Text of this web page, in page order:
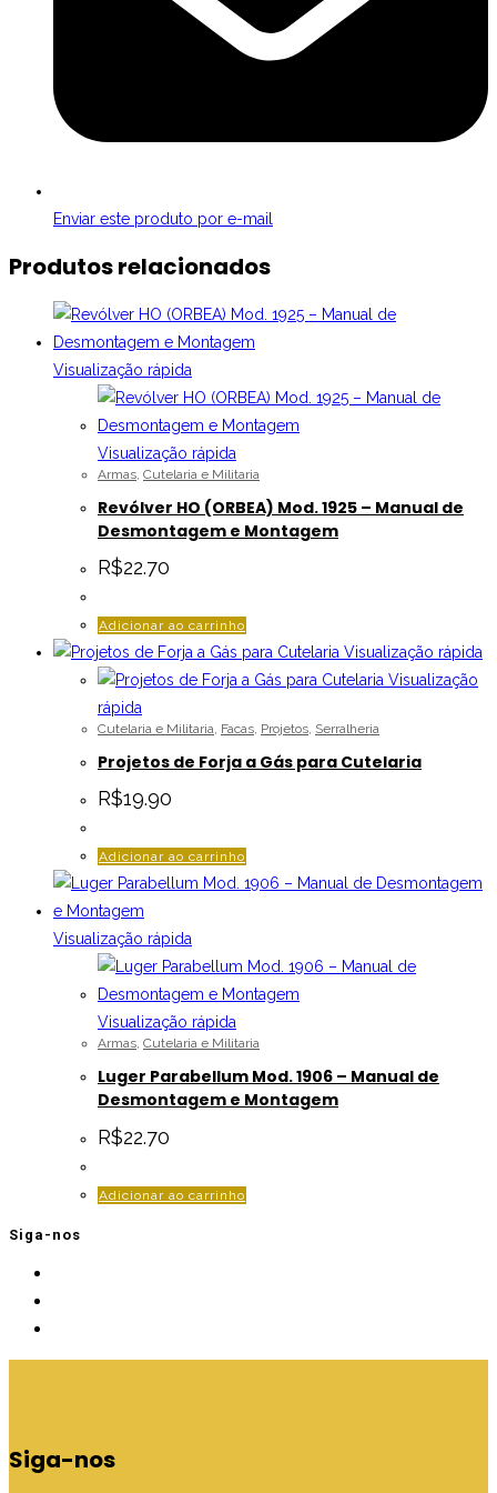
Enviar este produto por e-mail
Produtos relacionados
Visualização rápida
Visualização rápida
Armas, Cutelaria e Militaria
Revólver HO (ORBEA) Mod. 1925 – Manual de
Desmontagem e Montagem
R$22.70
Adicionar ao carrinho
Visualização rápida
Visualização
rápida
Cutelaria e Militaria, Facas, Projetos, Serralheria
Projetos de Forja a Gás para Cutelaria
R$19.90
Adicionar ao carrinho
Visualização rápida
Visualização rápida
Armas, Cutelaria e Militaria
Luger Parabellum Mod. 1906 – Manual de
Desmontagem e Montagem
R$22.70
Adicionar ao carrinho
Siga-nos
Siga-nos